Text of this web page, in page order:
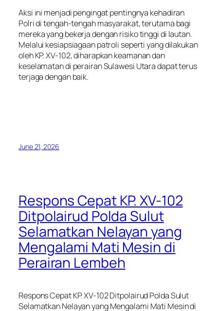
Aksi ini menjadi pengingat pentingnya kehadiran
Polri di tengah-tengah masyarakat, terutama bagi
mereka yang bekerja dengan risiko tinggi di lautan.
Melalui kesiapsiagaan patroli seperti yang dilakukan
oleh KP. XV-102, diharapkan keamanan dan
keselamatan di perairan Sulawesi Utara dapat terus
terjaga dengan baik.
June 21, 2026
Respons Cepat KP. XV-102
Ditpolairud Polda Sulut
Selamatkan Nelayan yang
Mengalami Mati Mesin di
Perairan Lembeh
Respons Cepat KP. XV-102 Ditpolairud Polda Sulut
Selamatkan Nelayan yang Mengalami Mati Mesin di